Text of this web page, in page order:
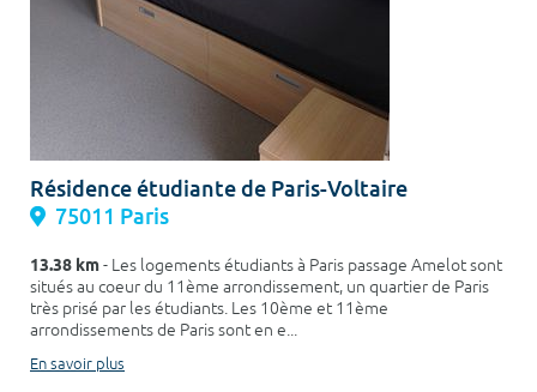
Résidence étudiante de Paris-Voltaire
75011 Paris
13.38 km- Les logements étudiants à Paris passage Amelot sont
situés au coeur du 11ème arrondissement, un quartier de Paris
très prisé par les étudiants. Les 10ème et 11ème
arrondissements de Paris sont en e...
En savoir plus